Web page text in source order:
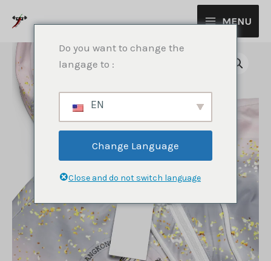
contenu
MENU
Do you want to change the
langage to :
EN
Change Language
Close and do not switch language